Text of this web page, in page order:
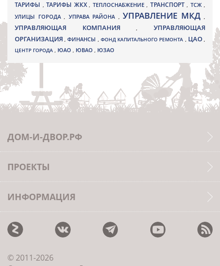
ТАРИФЫ , ТАРИФЫ ЖКХ , ТЕПЛОСНАБЖЕНИЕ , ТРАНСПОРТ , ТСЖ ,
УЛИЦЫ ГОРОДА , УПРАВА РАЙОНА , УПРАВЛЕНИЕ МКД ,
УПРАВЛЯЮЩАЯ КОМПАНИЯ,УПРАВЛЯЮЩАЯ
ОРГАНИЗАЦИЯ,ФИНАНСЫ , ФОНД КАПИТАЛЬНОГО РЕМОНТА , ЦАО,
ЦЕНТР ГОРОДА , ЮАО , ЮВАО , ЮЗАО
ДОМ-И-ДВОР.РФ
ПРОЕКТЫ
ИНФОРМАЦИЯ
© 2011-2026